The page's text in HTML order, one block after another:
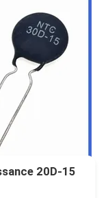
20D-15